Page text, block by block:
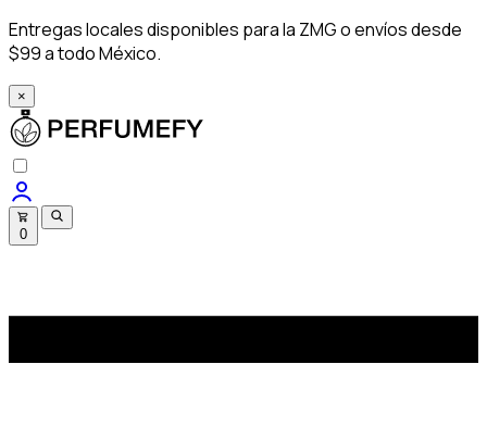
Entregas locales disponibles para la ZMG o envíos desde
$99 a todo México.
×
0